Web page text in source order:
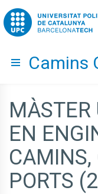
Go to upc.edu
Hide menu
Camins
MÀSTER
EN
CAMINS,
PORTS